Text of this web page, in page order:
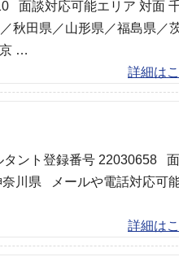
面談対応可能エリア 対面
秋田県／山形県／福島県／
京 …
詳細は
ント登録番号 22030658
川県 メールや電話対応可
詳細は